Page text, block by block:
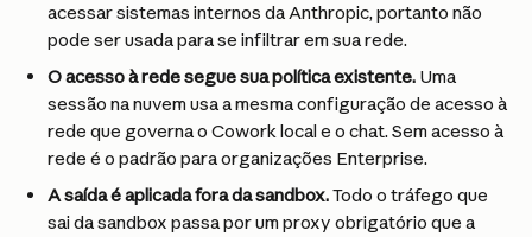
acessar sistemas internos da Anthropic, portanto não
pode ser usada para se infiltrar em sua rede.
O acesso à rede segue sua política existente. Uma
sessão na nuvem usa a mesma configuração de acesso à
rede que governa o Cowork local e o chat. Sem acesso à
rede é o padrão para organizações Enterprise.
A saída é aplicada fora da sandbox. Todo o tráfego que
sai da sandbox passa por um proxy obrigatório que a